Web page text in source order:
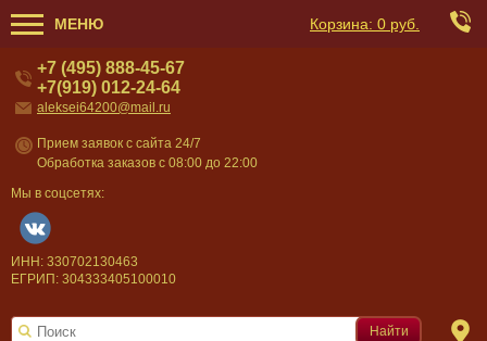
МЕНЮ Корзина: 0 руб.
+7 (495) 888-45-67
+7(919) 012-24-64
aleksei64200@mail.ru
Прием заявок с сайта 24/7
Обработка заказов с 08:00 до 22:00
Мы в соцсетях:
ИНН: 330702130463
ЕГРИП: 304333405100010
Найти